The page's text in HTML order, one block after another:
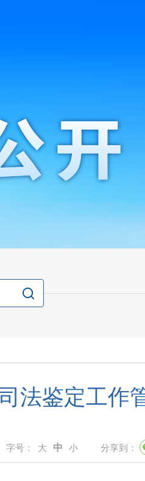
法鉴定工作
字号： 大 中 小 分享到：